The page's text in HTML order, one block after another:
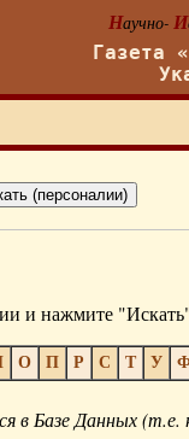
Научно- И
Газета
и нажмите
О П Р С Т У
Базе Данных (т.е.